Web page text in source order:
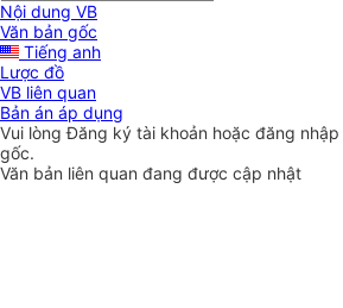
Nội dung VB
Văn bản gốc
Tiếng anh
Lược đồ
VB liên quan
Bản án áp dụng
Vui lòngĐăng ký tài khoản hoặc đăng nhập
gốc.
Văn bản liên quan đang được cập nhật